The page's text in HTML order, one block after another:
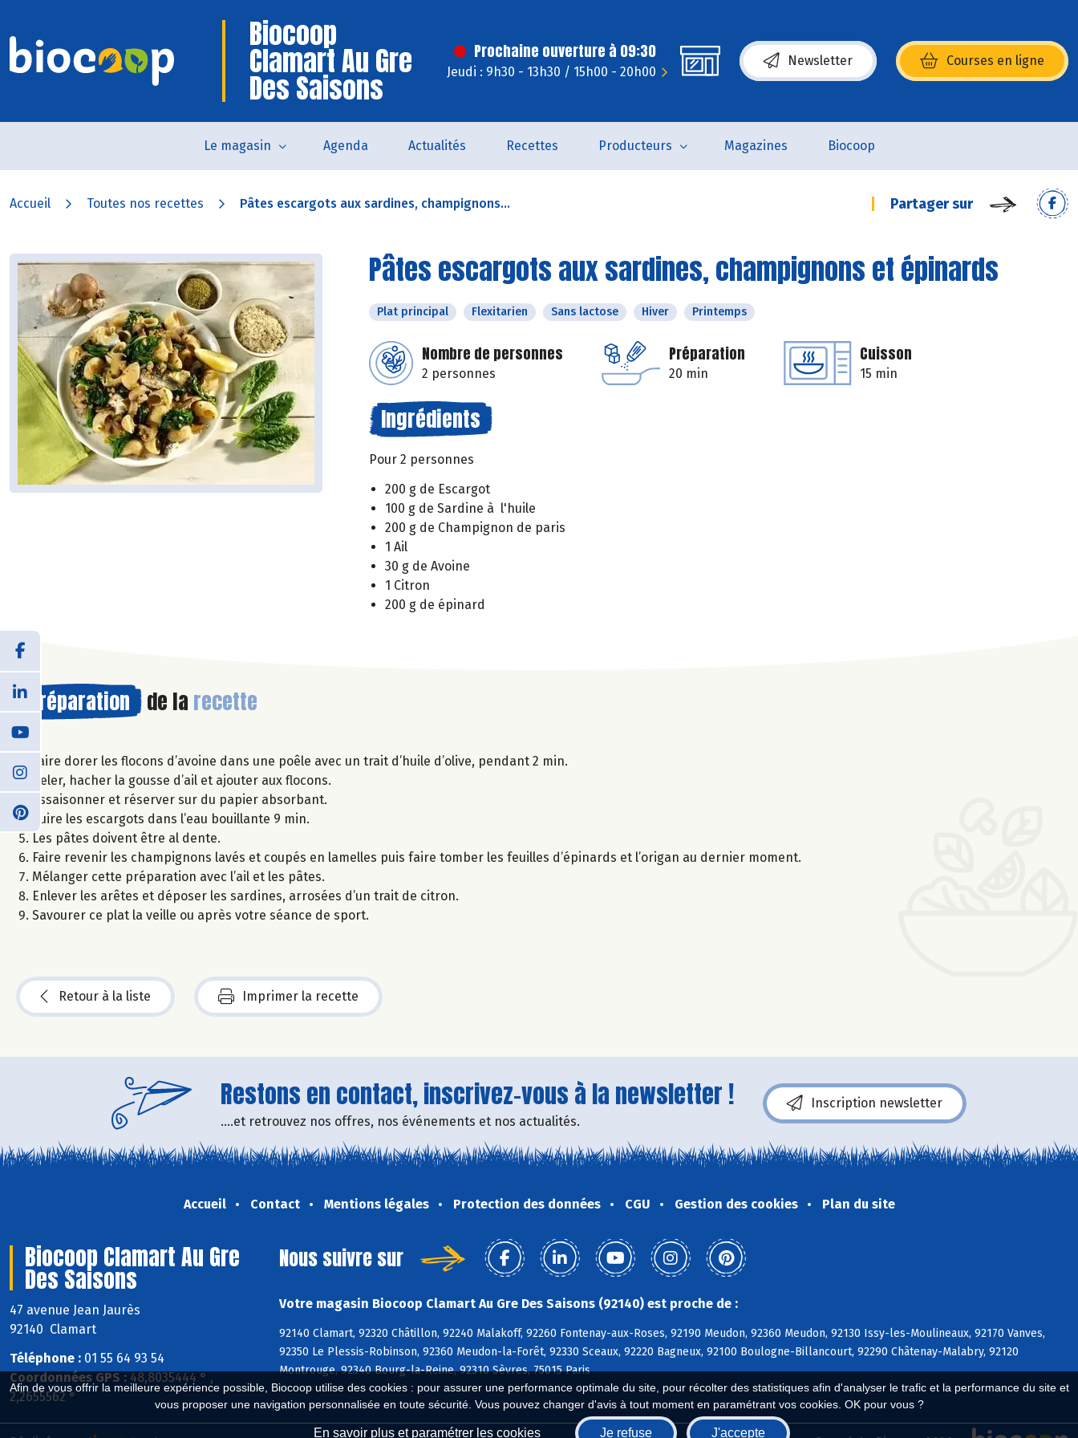
Afin de vous offrir la meilleure expérience possible, Biocoop utilise des cookies : pour assurer une performance optimale du site, pour récolter des statistiques afin d'analyser le trafic et la performance du site et
vous proposer une navigation personnalisée en toute sécurité. Vous pouvez changer d'avis à tout moment en paramétrant vos cookies. OK pour vous ?
En savoir plus et paramétrer les cookies Je refuse J'accepte
Biocoop
Clamart Au Gre
Des Saisons
Prochaine ouverture à 09:30
Jeudi : 9h30 - 13h30 / 15h00 - 20h00
Newsletter Courses en ligne
(s’ouvre dans une nouvelle fenêtre)
Le magasin Agenda Actualités Recettes Producteurs Magazines Biocoop
Accueil Toutes nos recettes Pâtes escargots aux sardines, champignons... Partager sur
Pâtes escargots aux sardines, champignons et épinards
Plat principal Flexitarien Sans lactose Hiver Printemps
Nombre de personnes
2 personnes
Préparation
20 min
Cuisson
15 min
Ingrédients
Pour 2 personnes
200 g de Escargot
100 g de Sardine à l'huile
200 g de Champignon de paris
1 Ail
30 g de Avoine
1 Citron
200 g de épinard
Préparation de la recette
Faire dorer les flocons d’avoine dans une poêle avec un trait d’huile d’olive, pendant 2 min.
Peler, hacher la gousse d’ail et ajouter aux flocons.
Assaisonner et réserver sur du papier absorbant.
Cuire les escargots dans l’eau bouillante 9 min.
Les pâtes doivent être al dente.
Faire revenir les champignons lavés et coupés en lamelles puis faire tomber les feuilles d’épinards et l’origan au dernier moment.
Mélanger cette préparation avec l’ail et les pâtes.
Enlever les arêtes et déposer les sardines, arrosées d’un trait de citron.
Savourer ce plat la veille ou après votre séance de sport.
Retour à la liste Imprimer la recette
Restons en contact, inscrivez-vous à la newsletter !
....et retrouvez nos offres, nos événements et nos actualités.
Inscription newsletter
Accueil Contact Mentions légales Protection des données CGU Gestion des cookies Plan du site
Biocoop Clamart Au Gre
Des Saisons
47 avenue Jean Jaurès
92140 Clamart
Téléphone : 01 55 64 93 54
Coordonnées GPS : 48,8035444 ° ,
2,2655562 °
Nous suivre sur
Votre magasin Biocoop Clamart Au Gre Des Saisons (92140) est proche de :
92140 Clamart, 92320 Châtillon, 92240 Malakoff, 92260 Fontenay-aux-Roses, 92190 Meudon, 92360 Meudon, 92130 Issy-les-Moulineaux, 92170 Vanves,
92350 Le Plessis-Robinson, 92360 Meudon-la-Forêt, 92330 Sceaux, 92220 Bagneux, 92100 Boulogne-Billancourt, 92290 Châtenay-Malabry, 92120
Montrouge, 92340 Bourg-la-Reine, 92310 Sèvres, 75015 Paris